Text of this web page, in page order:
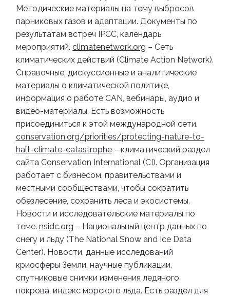
Методические материалы на тему выбросов
парниковых газов и адаптации. Документы по
результатам встреч IPCC, календарь
мероприятий. climatenetwork.org – Сеть
климатических действий (Climate Action Network).
Справочные, дискуссионные и аналитические
материалы о климатической политике,
информация о работе CAN, вебинары, аудио и
видео-материалы. Есть возможность
присоединиться к этой международной сети.
conservation.org/priorities/protecting-nature-to-
halt-climate-catastrophe – климатический раздел
сайта Conservation International (CI). Организация
работает с бизнесом, правительствами и
местными сообществами, чтобы сократить
обезлесение, сохранить леса и экосистемы.
Новости и исследовательские материалы по
теме. nsidc.org – Национальный центр данных по
снегу и льду (The National Snow and Ice Data
Center). Новости, данные исследований
криосферы Земли, научные публикации,
спутниковые снимки изменения ледяного
покрова, индекс морского льда. Есть раздел для